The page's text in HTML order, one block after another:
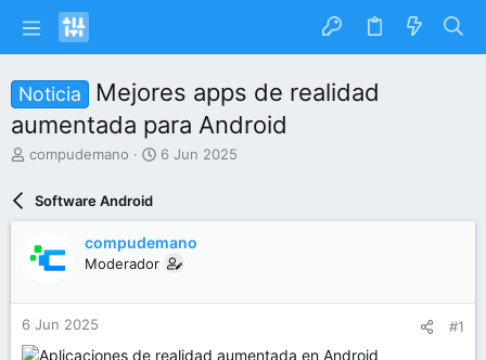
Noticia
Mejores apps de realidad
aumentada para Android
I
a
r
d
e
compudemano
F
d
e
n
6 Jun 2025
Software Android
compudemano
Moderador
6 Jun 2025 #1